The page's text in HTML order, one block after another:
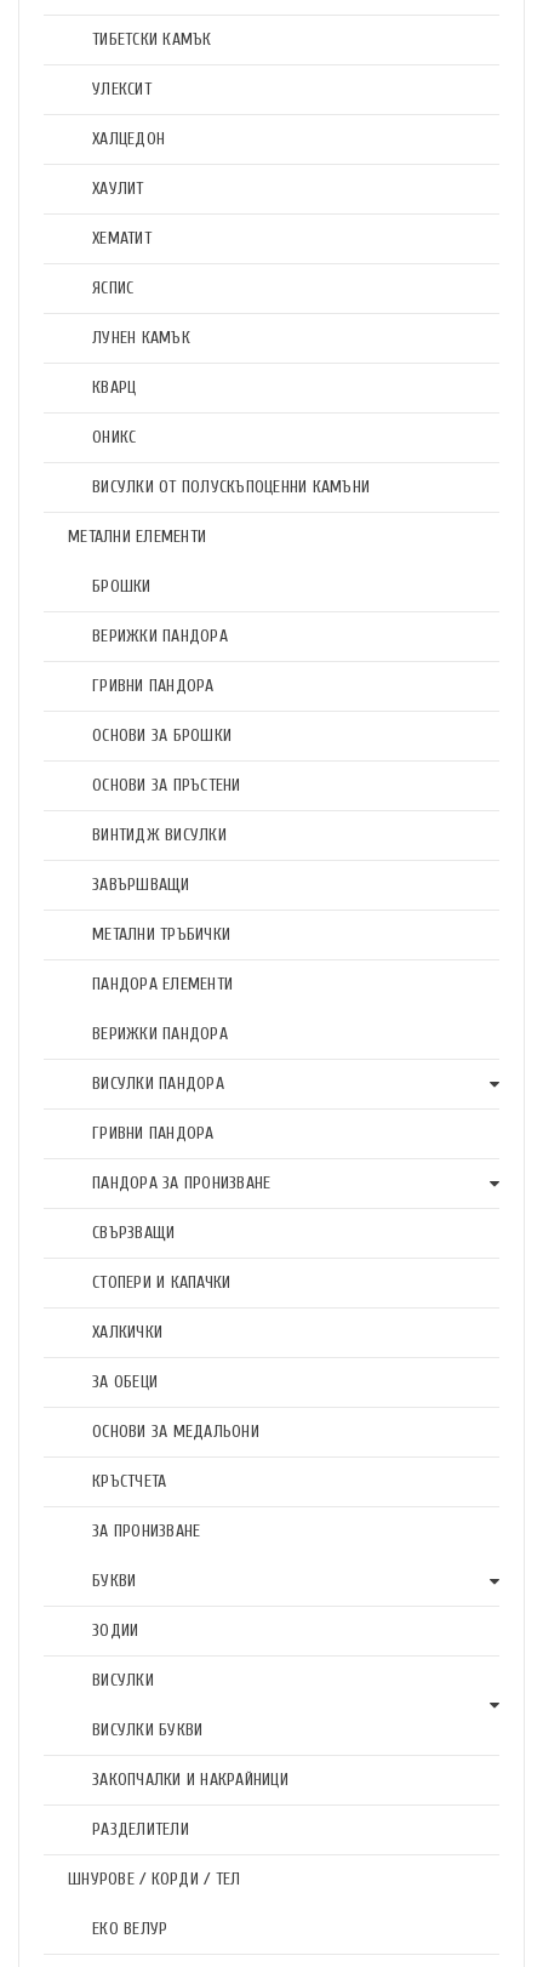
ТИБЕТСКИ КАМЪК
УЛЕКСИТ
ХАЛЦЕДОН
ХАУЛИТ
ХЕМАТИТ
ЯСПИС
ЛУНЕН КАМЪК
КВАРЦ
ОНИКС
ВИСУЛКИ ОТ ПОЛУСКЪПОЦЕННИ КАМЪНИ
МЕТАЛНИ ЕЛЕМЕНТИ
БРОШКИ
ВЕРИЖКИ ПАНДОРА
ГРИВНИ ПАНДОРА
ОСНОВИ ЗА БРОШКИ
ОСНОВИ ЗА ПРЪСТЕНИ
ВИНТИДЖ ВИСУЛКИ
ЗАВЪРШВАЩИ
МЕТАЛНИ ТРЪБИЧКИ
ПАНДОРА ЕЛЕМЕНТИ
ВЕРИЖКИ ПАНДОРА
ВИСУЛКИ ПАНДОРА
ГРИВНИ ПАНДОРА
ПАНДОРА ЗА ПРОНИЗВАНЕ
СВЪРЗВАЩИ
СТОПЕРИ И КАПАЧКИ
ХАЛКИЧКИ
ЗА ОБЕЦИ
ОСНОВИ ЗА МЕДАЛЬОНИ
КРЪСТЧЕТА
ЗА ПРОНИЗВАНЕ
БУКВИ
ЗОДИИ
ВИСУЛКИ
ВИСУЛКИ БУКВИ
ЗАКОПЧАЛКИ И НАКРАЙНИЦИ
РАЗДЕЛИТЕЛИ
ШНУРОВЕ / КОРДИ / ТЕЛ
ЕКО ВЕЛУР